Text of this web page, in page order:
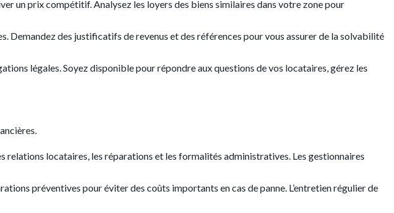
un prix compétitif. Analysez les loyers des biens similaires dans votre zone pour
Demandez des justificatifs de revenus et des références pour vous assurer de la solvabilité
légales. Soyez disponible pour répondre aux questions de vos locataires, gérez les
relations locataires, les réparations et les formalités administratives. Les gestionnaires
préventives pour éviter des coûts importants en cas de panne. L’entretien régulier de